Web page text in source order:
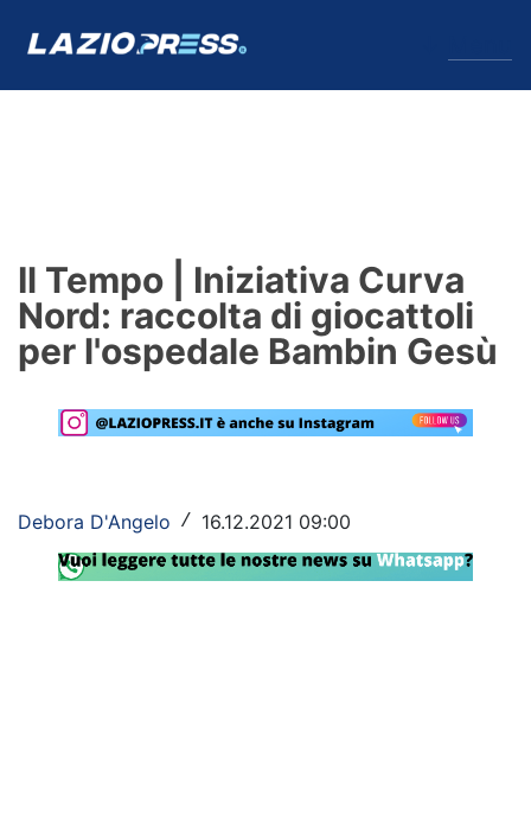
Formello
Infortuni
Primavera
Lazio Women
Rassegna Lazio
Il Tempo | Iniziativa Curva
Nord: raccolta di giocattoli
per l'ospedale Bambin Gesù
Debora D'Angelo / 16.12.2021 09:00